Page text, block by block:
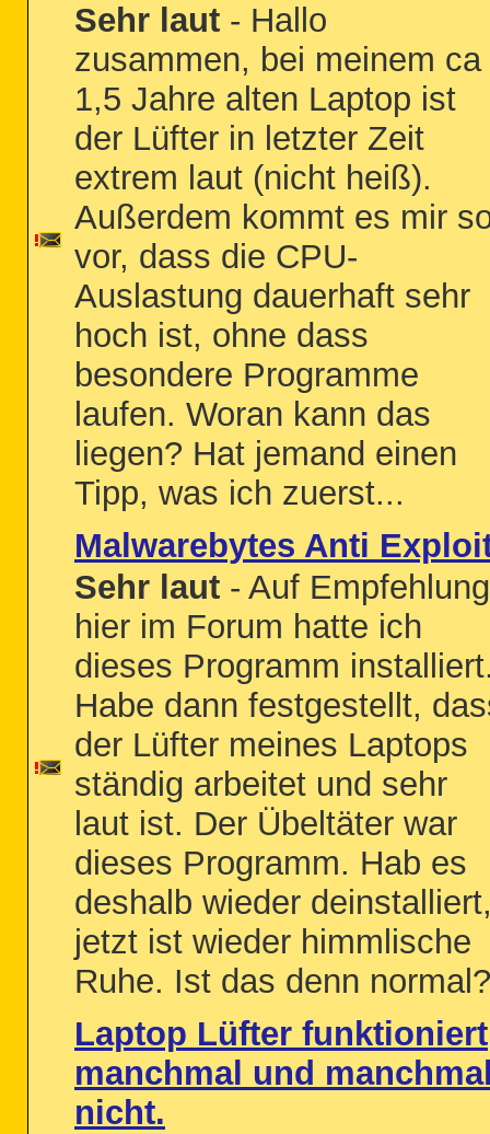
Sehr laut - Hallo
zusammen, bei meinem ca
1,5 Jahre alten Laptop ist
der Lüfter in letzter Zeit
extrem laut (nicht heiß).
Außerdem kommt es mir
vor, dass die CPU-
Auslastung dauerhaft sehr
hoch ist, ohne dass
besondere Programme
laufen. Woran kann das
liegen? Hat jemand einen
Tipp, was ich zuerst...
Malwarebytes Anti
Sehr laut - Auf Empfehlung
hier im Forum hatte ich
dieses Programm
Habe dann festgestellt,
der Lüfter meines Laptops
ständig arbeitet und sehr
laut ist. Der Übeltäter war
dieses Programm. Hab es
deshalb wieder
jetzt ist wieder himmlische
Ruhe. Ist das denn normal?
Laptop Lüfter funktioniert
manchmal und
nicht.